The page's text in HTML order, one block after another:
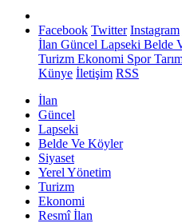
Facebook Twitter Instagram
İlan Güncel Lapseki Belde
Turizm Ekonomi Spor
Künye İletişim RSS
İlan
Güncel
Lapseki
Belde Ve Köyler
Siyaset
Yerel Yönetim
Turizm
Ekonomi
Resmî İlan